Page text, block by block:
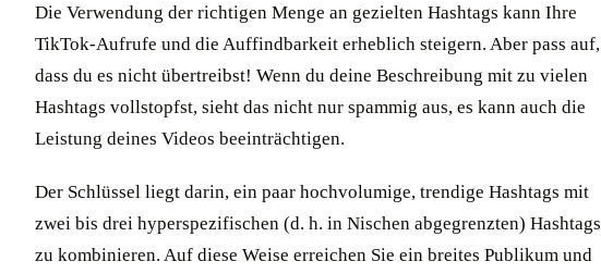
Die Verwendung der richtigen Menge an gezielten Hashtags kann Ihre
TikTok-Aufrufe und die Auffindbarkeit erheblich steigern. Aber pass auf,
dass du es nicht übertreibst! Wenn du deine Beschreibung mit zu vielen
Hashtags vollstopfst, sieht das nicht nur spammig aus, es kann auch die
Leistung deines Videos beeinträchtigen.
Der Schlüssel liegt darin, ein paar hochvolumige, trendige Hashtags mit
zwei bis drei hyperspezifischen (d. h. in Nischen abgegrenzten) Hashtags
zu kombinieren. Auf diese Weise erreichen Sie ein breites Publikum und